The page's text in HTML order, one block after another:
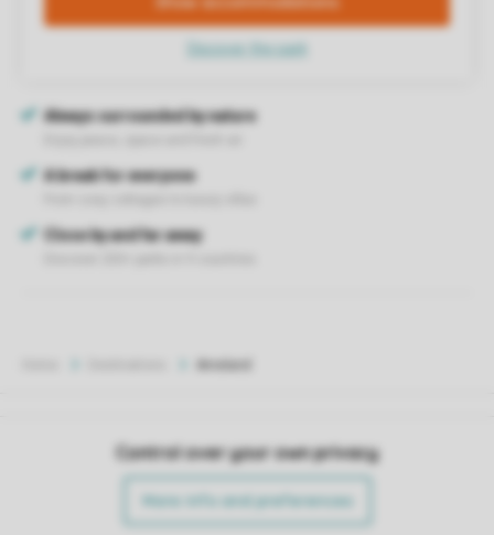
Control over your own privacy
More info and preferences